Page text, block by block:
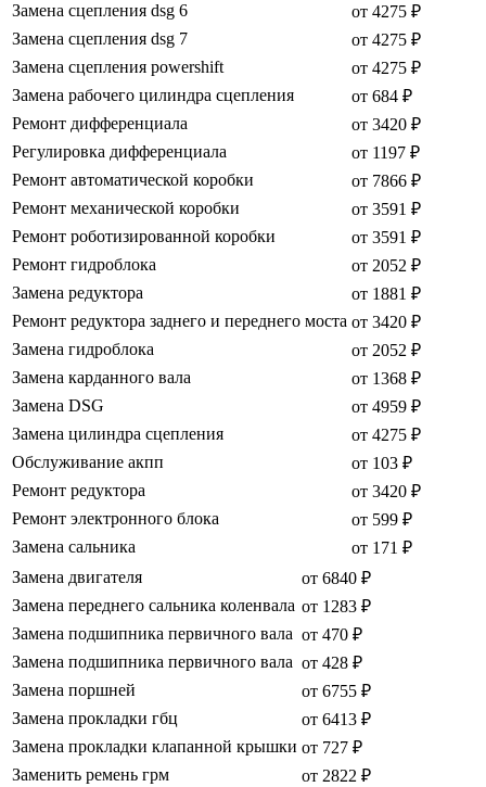
Замена сцепления dsg 6
от 4275 ₽
Замена сцепления dsg 7
от 4275 ₽
Замена сцепления powershift
от 4275 ₽
Замена рабочего цилиндра сцепления
от 684 ₽
Ремонт дифференциала
от 3420 ₽
Регулировка дифференциала
от 1197 ₽
Ремонт автоматической коробки
от 7866 ₽
Ремонт механической коробки
от 3591 ₽
Ремонт роботизированной коробки
от 3591 ₽
Ремонт гидроблока
от 2052 ₽
Замена редуктора
от 1881 ₽
Ремонт редуктора заднего и переднего моста от 3420 ₽
Замена гидроблока
от 2052 ₽
Замена карданного вала
от 1368 ₽
Замена DSG
от 4959 ₽
Замена цилиндра сцепления
от 4275 ₽
Обслуживание акпп
от 103 ₽
Ремонт редуктора
от 3420 ₽
Ремонт электронного блока
от 599 ₽
Замена сальника
от 171 ₽
Замена двигателя
от 6840 ₽
Замена переднего сальника коленвала от 1283 ₽
Замена подшипника первичного вала от 470 ₽
Замена подшипника первичного вала от 428 ₽
Замена поршней
от 6755 ₽
Замена прокладки гбц
от 6413 ₽
Замена прокладки клапанной крышки от 727 ₽
Заменить ремень грм
от 2822 ₽